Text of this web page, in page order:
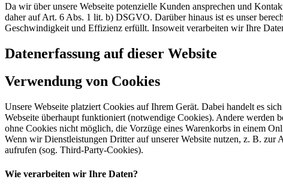
Da wir über unsere Webseite potenzielle Kunden ansprechen und
daher auf Art. 6 Abs. 1 lit. b) DSGVO. Darüber hinaus ist es unser
Geschwindigkeit und Effizienz erfüllt. Insoweit verarbeiten wir Ihre
Datenerfassung auf dieser Website
Verwendung von Cookies
Unsere Webseite platziert Cookies auf Ihrem Gerät. Dabei handelt es
Webseite überhaupt funktioniert (notwendige Cookies). Andere werden
ohne Cookies nicht möglich, die Vorzüge eines Warenkorbs in einem
Wenn wir Dienstleistungen Dritter auf unserer Website nutzen, z. B.
aufrufen (sog. Third-Party-Cookies).
Wie verarbeiten wir Ihre Daten?